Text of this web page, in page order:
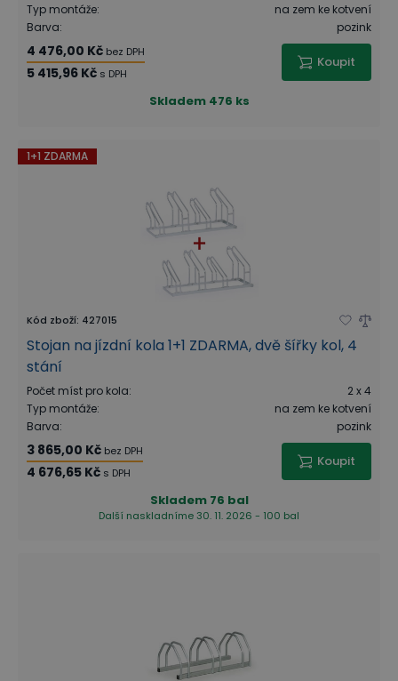
Typ montáže:
na zem ke kotvení
Barva: pozink
4 476,00 Kč bez DPH
5 415,96 Kč s DPH
Koupit
Skladem 476 ks
1+1 ZDARMA
Kód zboží: 427015
Stojan na jízdní kola 1+1 ZDARMA, dvě šířky kol, 4
stání
Počet míst pro kola:
2 x 4
Typ montáže:
na zem ke kotvení
Barva: pozink
3 865,00 Kč bez DPH
4 676,65 Kč s DPH
Koupit
Skladem 76 bal
Další naskladníme 30. 11. 2026 - 100 bal